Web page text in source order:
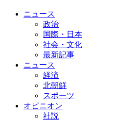
ニュース
政治
国際・日本
社会・文化
最新記事
ニュース
経済
北朝鮮
スポーツ
オピニオン
社説